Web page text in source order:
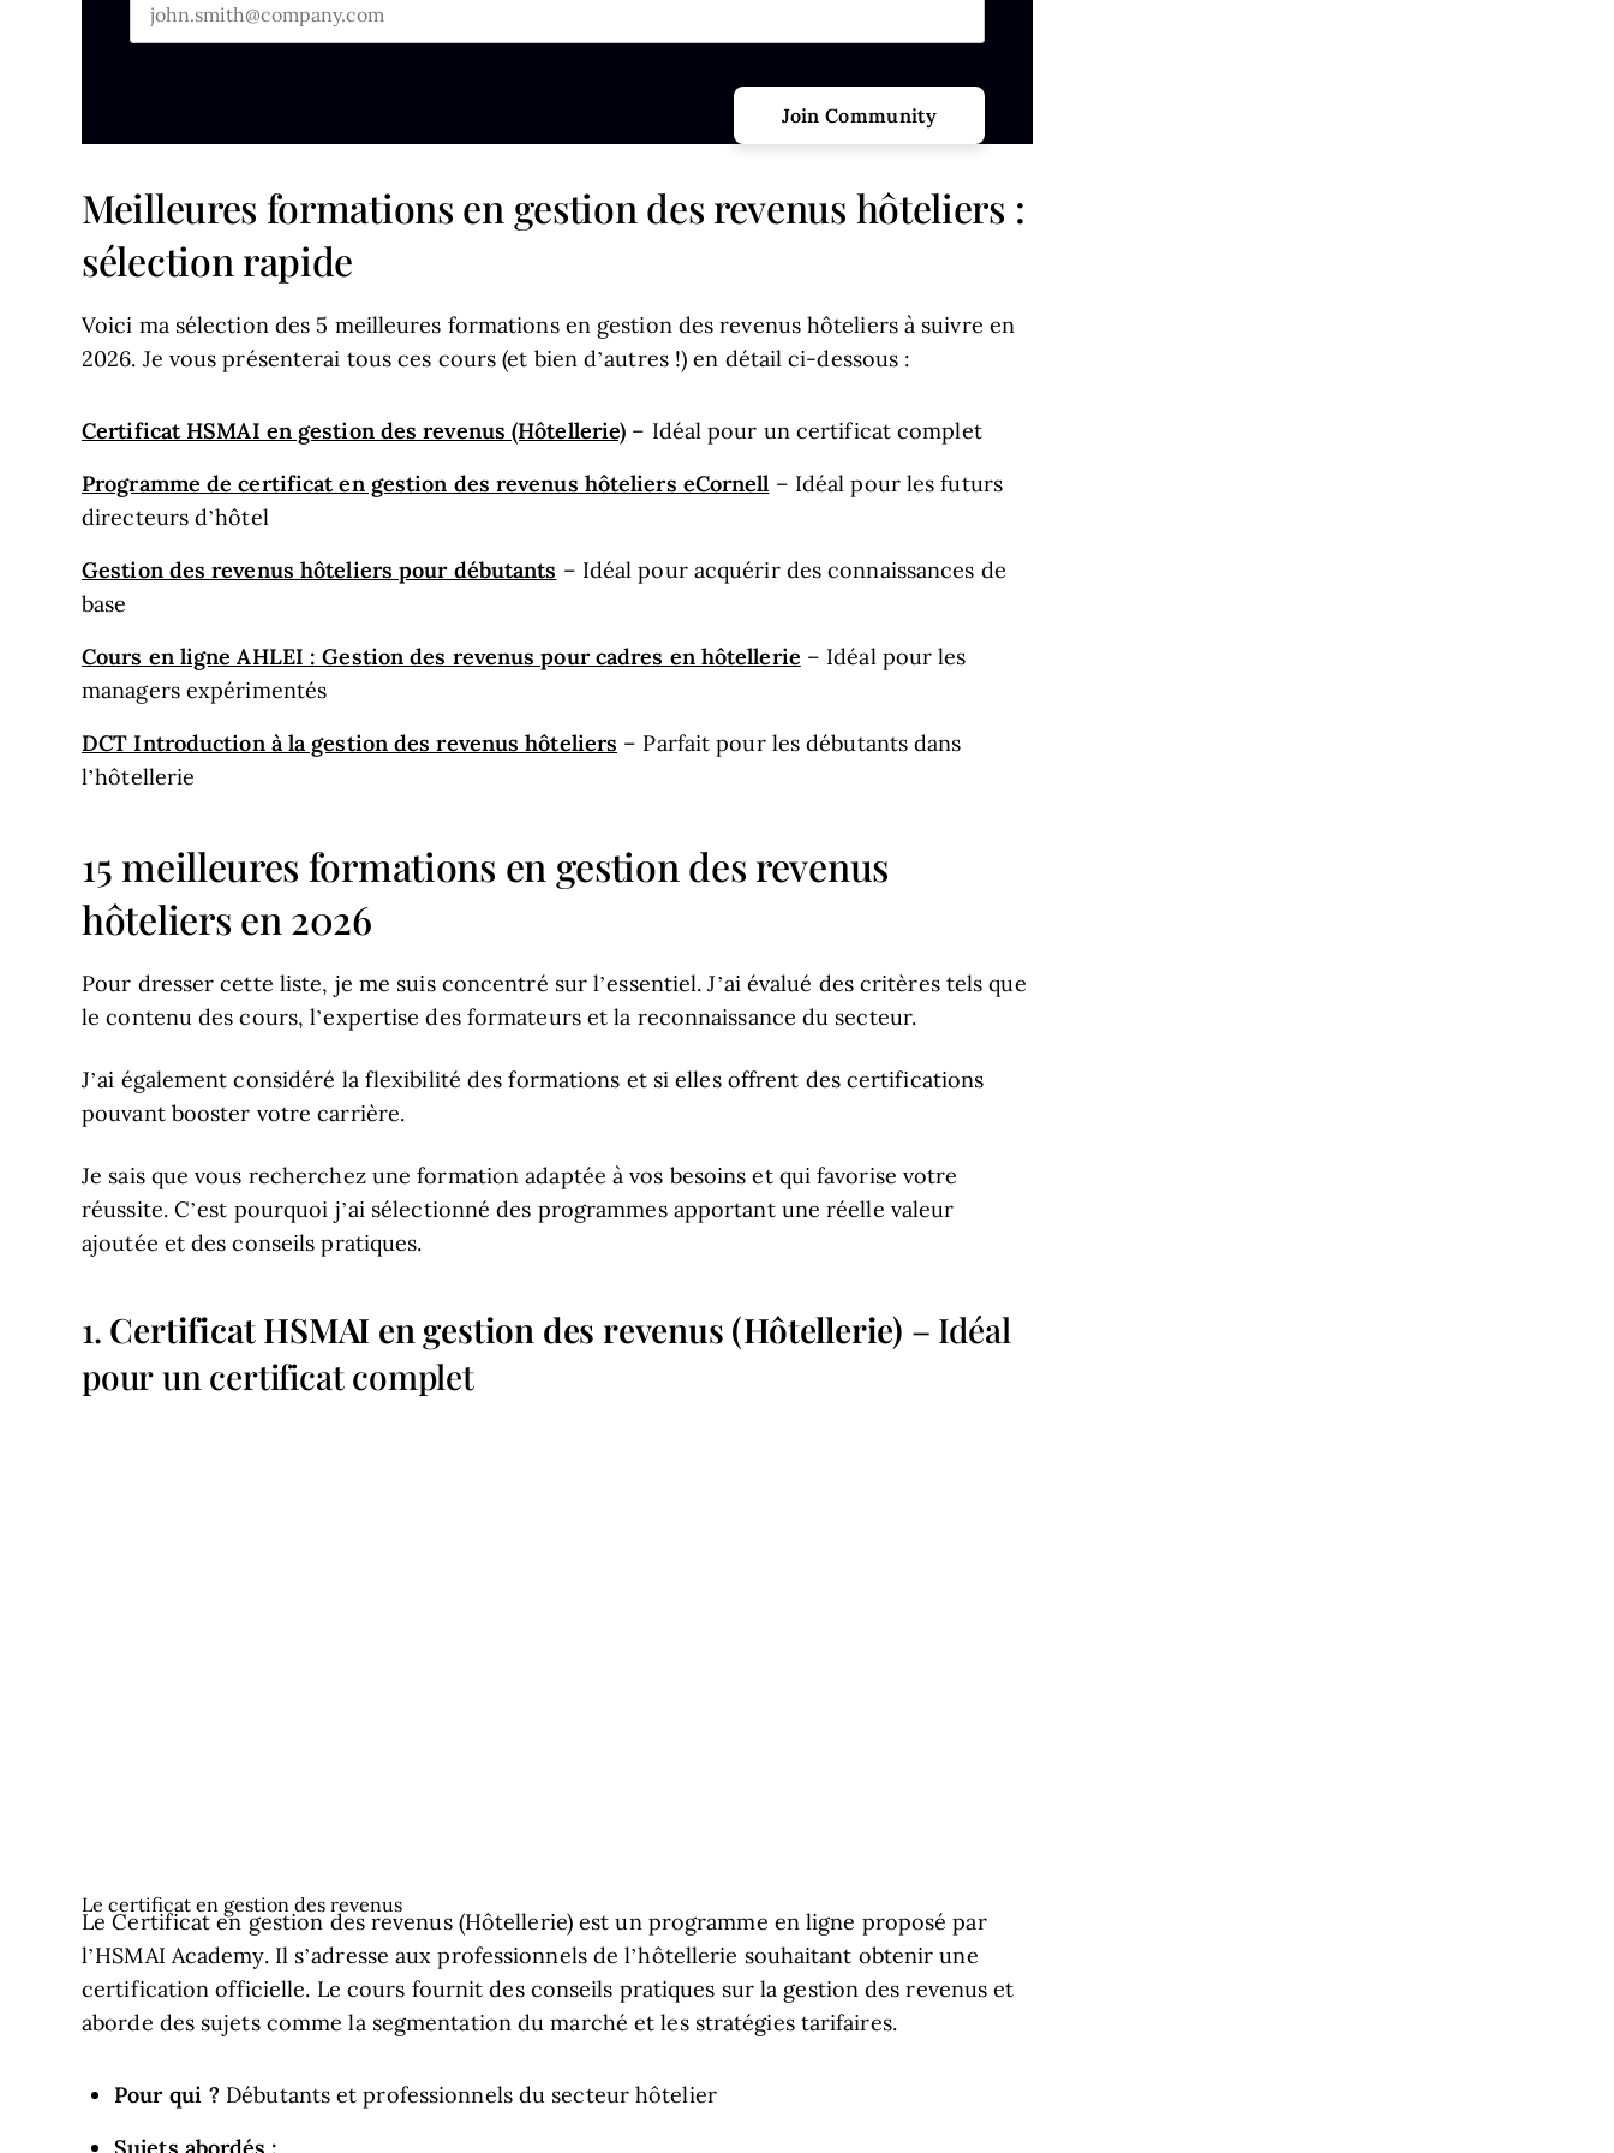
Meilleures formations en gestion des revenus hôteliers :
sélection rapide
Voici ma sélection des 5 meilleures formations en gestion des revenus hôteliers à suivre en
2026. Je vous présenterai tous ces cours (et bien d’autres !) en détail ci-dessous :
Certificat HSMAI en gestion des revenus (Hôtellerie) – Idéal pour un certificat complet
Programme de certificat en gestion des revenus hôteliers eCornell – Idéal pour les futurs
directeurs d’hôtel
Gestion des revenus hôteliers pour débutants – Idéal pour acquérir des connaissances de
base
Cours en ligne AHLEI : Gestion des revenus pour cadres en hôtellerie – Idéal pour les
managers expérimentés
DCT Introduction à la gestion des revenus hôteliers – Parfait pour les débutants dans
l’hôtellerie
15 meilleures formations en gestion des revenus
hôteliers en 2026
Pour dresser cette liste, je me suis concentré sur l’essentiel. J’ai évalué des critères tels que
le contenu des cours, l’expertise des formateurs et la reconnaissance du secteur.
J’ai également considéré la flexibilité des formations et si elles offrent des certifications
pouvant booster votre carrière.
Je sais que vous recherchez une formation adaptée à vos besoins et qui favorise votre
réussite. C’est pourquoi j’ai sélectionné des programmes apportant une réelle valeur
ajoutée et des conseils pratiques.
1. Certificat HSMAI en gestion des revenus (Hôtellerie) – Idéal
pour un certificat complet
Le certificat en gestion des revenus
Le Certificat en gestion des revenus (Hôtellerie) est un programme en ligne proposé par
l’HSMAI Academy. Il s’adresse aux professionnels de l’hôtellerie souhaitant obtenir une
certification officielle. Le cours fournit des conseils pratiques sur la gestion des revenus et
aborde des sujets comme la segmentation du marché et les stratégies tarifaires.
Pour qui ? Débutants et professionnels du secteur hôtelier